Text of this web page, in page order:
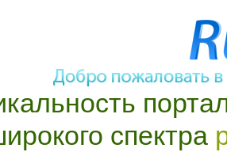
спектра